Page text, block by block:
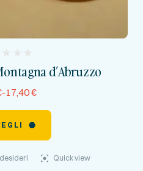
d’Abruzzo
-17,40€
Quick view